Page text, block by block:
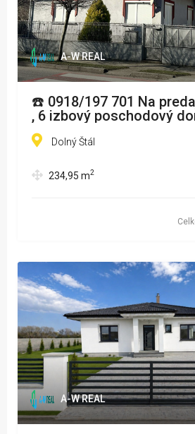
A-W REAL
☎️ 0918/197 701 Na
, 6 izbový poschodový
samostatnými kuchyňami
pozemkom v obci Dolný
Dolný Štál
234,95 m2
A-W REAL